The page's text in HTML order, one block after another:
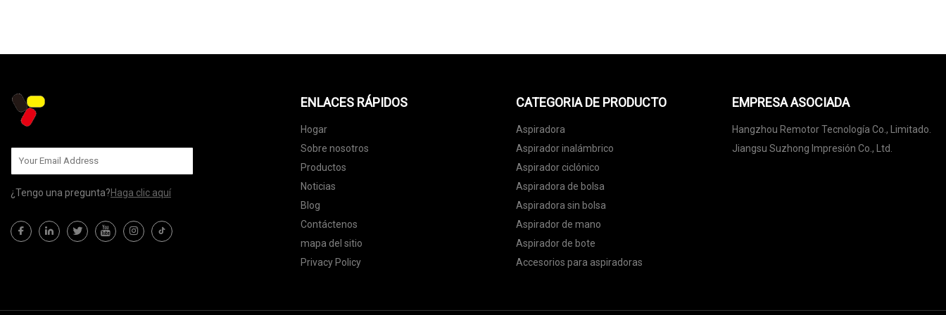
¿Tengo una pregunta?Haga clic aquí
ENLACES RÁPIDOS
Hogar
Sobre nosotros
Productos
Noticias
Blog
Contáctenos
mapa del sitio
Privacy Policy
CATEGORIA DE PRODUCTO
Aspiradora
Aspirador inalámbrico
Aspirador ciclónico
Aspiradora de bolsa
Aspiradora sin bolsa
Aspirador de mano
Aspirador de bote
Accesorios para aspiradoras
EMPRESA ASOCIADA
Hangzhou Remotor Tecnología Co., Limitado.
Jiangsu Suzhong Impresión Co., Ltd.